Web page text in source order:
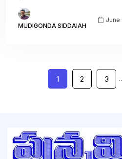
MUDIGONDA SIDDAIAH
June
1 2 3